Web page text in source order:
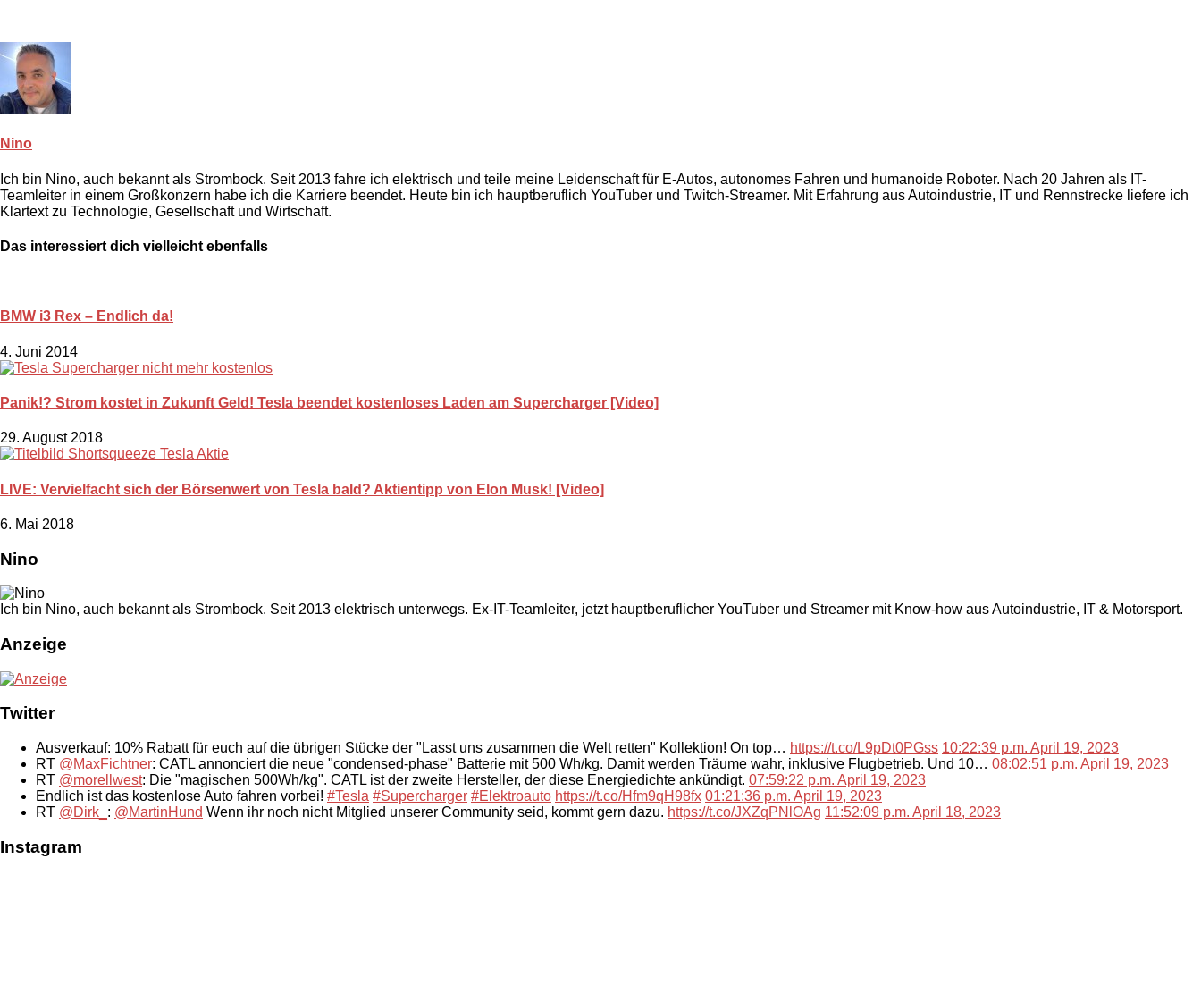
Nino
Ich bin Nino, auch bekannt als Strombock. Seit 2013 fahre ich elektrisch und teile meine Leidenschaft für E-Autos, autonomes Fahren und humanoide Roboter. Nach 20 Jahren als IT-
Teamleiter in einem Großkonzern habe ich die Karriere beendet. Heute bin ich hauptberuflich YouTuber und Twitch-Streamer. Mit Erfahrung aus Autoindustrie, IT und Rennstrecke liefere ich
Klartext zu Technologie, Gesellschaft und Wirtschaft.
Das interessiert dich vielleicht ebenfalls
BMW i3 Rex – Endlich da!
4. Juni 2014
Panik!? Strom kostet in Zukunft Geld! Tesla beendet kostenloses Laden am Supercharger [Video]
29. August 2018
LIVE: Vervielfacht sich der Börsenwert von Tesla bald? Aktientipp von Elon Musk! [Video]
6. Mai 2018
Nino
Ich bin Nino, auch bekannt als Strombock. Seit 2013 elektrisch unterwegs. Ex-IT-Teamleiter, jetzt hauptberuflicher YouTuber und Streamer mit Know-how aus Autoindustrie, IT & Motorsport.
Anzeige
Twitter
Ausverkauf: 10% Rabatt für euch auf die übrigen Stücke der "Lasst uns zusammen die Welt retten" Kollektion! On top… https://t.co/L9pDt0PGss 10:22:39 p.m. April 19, 2023
RT @MaxFichtner: CATL annonciert die neue "condensed-phase" Batterie mit 500 Wh/kg. Damit werden Träume wahr, inklusive Flugbetrieb. Und 10… 08:02:51 p.m. April 19, 2023
RT @morellwest: Die "magischen 500Wh/kg". CATL ist der zweite Hersteller, der diese Energiedichte ankündigt. 07:59:22 p.m. April 19, 2023
Endlich ist das kostenlose Auto fahren vorbei! #Tesla #Supercharger #Elektroauto https://t.co/Hfm9qH98fx 01:21:36 p.m. April 19, 2023
RT @Dirk_ : @MartinHund Wenn ihr noch nicht Mitglied unserer Community seid, kommt gern dazu. https://t.co/JXZqPNlOAg 11:52:09 p.m. April 18, 2023
Instagram